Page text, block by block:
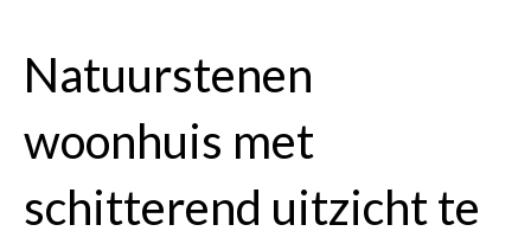
Natuurstenen
woonhuis met
schitterend uitzicht te